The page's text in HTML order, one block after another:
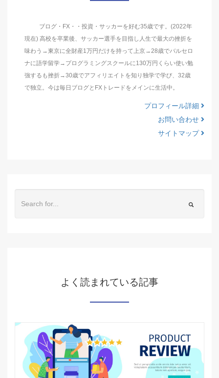
ブログ・FX・・投資・サッカーを好む35歳です。(2022年
現在) 高校を卒業後、サッカー選手を目指し人生で最大の挫折を
味わう→東京に全財産1万円だけを持って上京→28歳でバルセロ
ナに語学留学→プログラミングスクールに130万円くらい使い勉
強するも挫折→30歳でアフィリエイトを知り独学で学び、32歳
で独立。今は毎日ブログとFXトレードをメインに生活中。
プロフィール詳細
お問い合わせ
サイトマップ
よく読まれている記事